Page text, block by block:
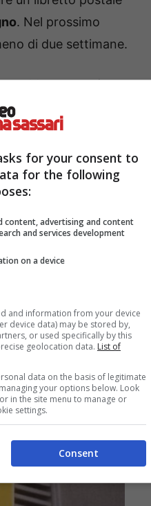
. Nel prossimo
di due settimane.
offerta di
, la promozione
un nuovo
for your consent to
for the following
content, advertising and content
and services development
on a device
and information from your device
device data) may be stored by,
or used specifically by this
geolocation data. List of
data on the basis of legitimate
your options below. Look
in the site menu to manage or
settings.
Consent